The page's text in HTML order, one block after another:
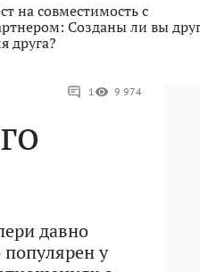
на совместимость с
Созданы ли вы
друга?
1 9 974
давно
у